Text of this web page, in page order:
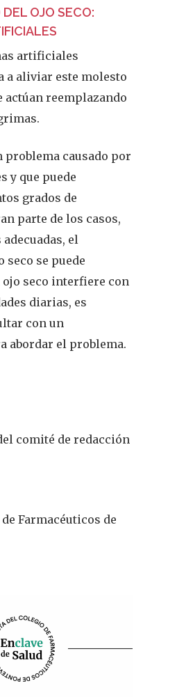
OJO SECO:
artificiales
a aliviar este molesto
actúan reemplazando
problema causado por
y que puede
grados de
parte de los casos,
el
seco se puede
seco interfiere con
diarias, es
con un
abordar el problema.
comité de redacción
Farmacéuticos de
Cuídate